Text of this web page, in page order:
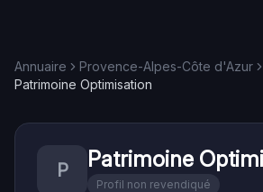
Annuaire Provence-Alpes-Côte d'Azur
Patrimoine Optimisation
P Patrimoine
Profil non revendiqué